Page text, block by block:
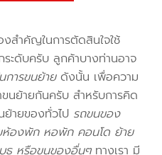
งสำคัญในการตัดสินใจใช้
ระดับครับ ลูกค้าบางท่านอาจ
การขนย้ายดังนั้น เพื่อความ
นย้ายกันครับ สำหรับการคิด
ย้ายของทั่วไป รถขนของ
ห้องพัก หอพัก คอนโด ย้าย
ธ หรือขนของอื่นๆทางเรา มี